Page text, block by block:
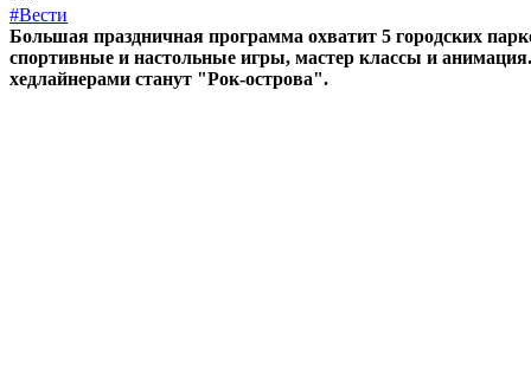
#Вести
Большая праздничная программа охватит 5 городских
спортивные и настольные игры, мастер классы и
хедлайнерами станут "Рок-острова".